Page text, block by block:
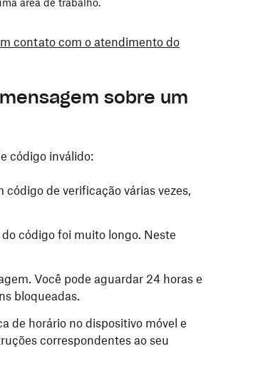
área de trabalho.
contato com o atendimento do
sobre um
código inválido:
de verificação várias vezes,
código foi muito longo. Neste
Você pode aguardar 24 horas e
bloqueadas.
de horário no dispositivo móvel e
correspondentes ao seu